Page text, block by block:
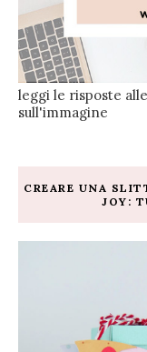
leggi le risposte
sull'immagine
CREARE UNA
JOY: